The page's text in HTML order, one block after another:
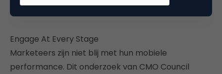
Lees verder
Engage At Every Stage
Marketeers zijn niet blij met hun mobiele
performance. Dit onderzoek van CMO Council